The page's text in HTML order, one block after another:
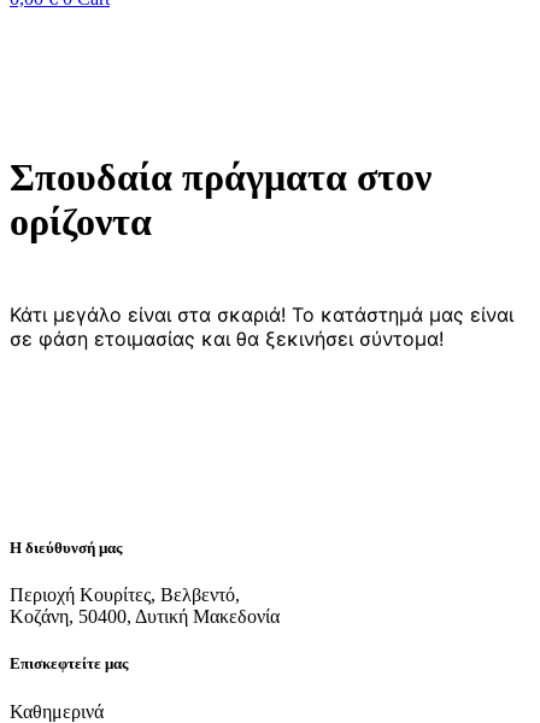
Σπουδαία πράγματα στον
ορίζοντα
Κάτι μεγάλο είναι στα σκαριά! Το κατάστημά μας είναι
σε φάση ετοιμασίας και θα ξεκινήσει σύντομα!
Η διεύθυνσή μας
Περιοχή Κουρίτες, Βελβεντό,
Κοζάνη, 50400, Δυτική Μακεδονία
Επισκεφτείτε μας
Καθημερινά